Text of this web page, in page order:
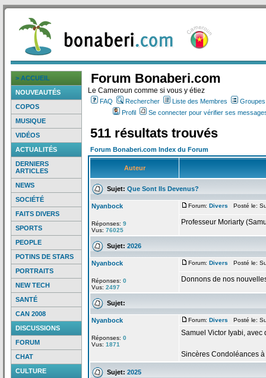
> ACCUEIL
NOUVEAUTÉS
COPOS
MUSIQUE
VIDÉOS
ACTUALITÉS
DERNIERS
ARTICLES
NEWS
SOCIÉTÉ
FAITS DIVERS
SPORTS
PEOPLE
POTINS DE STARS
PORTRAITS
NEW TECH
SANTÉ
CAN 2008
DISCUSSIONS
FORUM
CHAT
CULTURE
Forum Bonaberi.com
Le Cameroun comme si vous y étiez
FAQ Rechercher Liste des Membres
Profil
Se connecter pour vérifier ses
511 résultats trouvés
Forum Bonaberi.com Index du Forum
Auteur
Sujet: Que Sont Ils Devenus?
Nyanbock
Réponses: 9
Vus: 76025
Forum: Divers Posté le:
Professeur Moriarty
Sujet: 2026
Nyanbock
Réponses: 0
Vus: 2497
Forum: Divers Posté le:
Donnons de nos
Sujet:
Nyanbock
Réponses: 0
Vus: 1871
Forum: Divers Posté le:
Samuel Victor Iyabi, avec
Sincères Condoléances à
Sujet: 2025